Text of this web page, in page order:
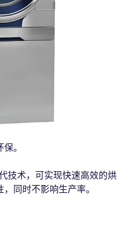
。
技术，可实现快速高效的烘
同时不影响生产率。